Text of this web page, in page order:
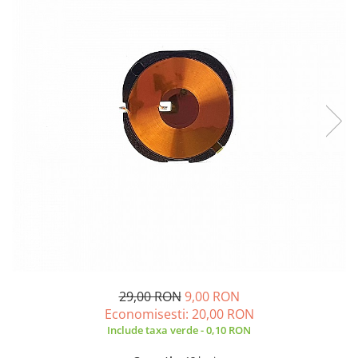
A2338 (M1/M2 13” 2020-2022)
A2485 (M1 16” 2021)
29,00 RON 9,00 RON
Economisesti: 20,00 RON
Include taxa verde - 0,10 RON